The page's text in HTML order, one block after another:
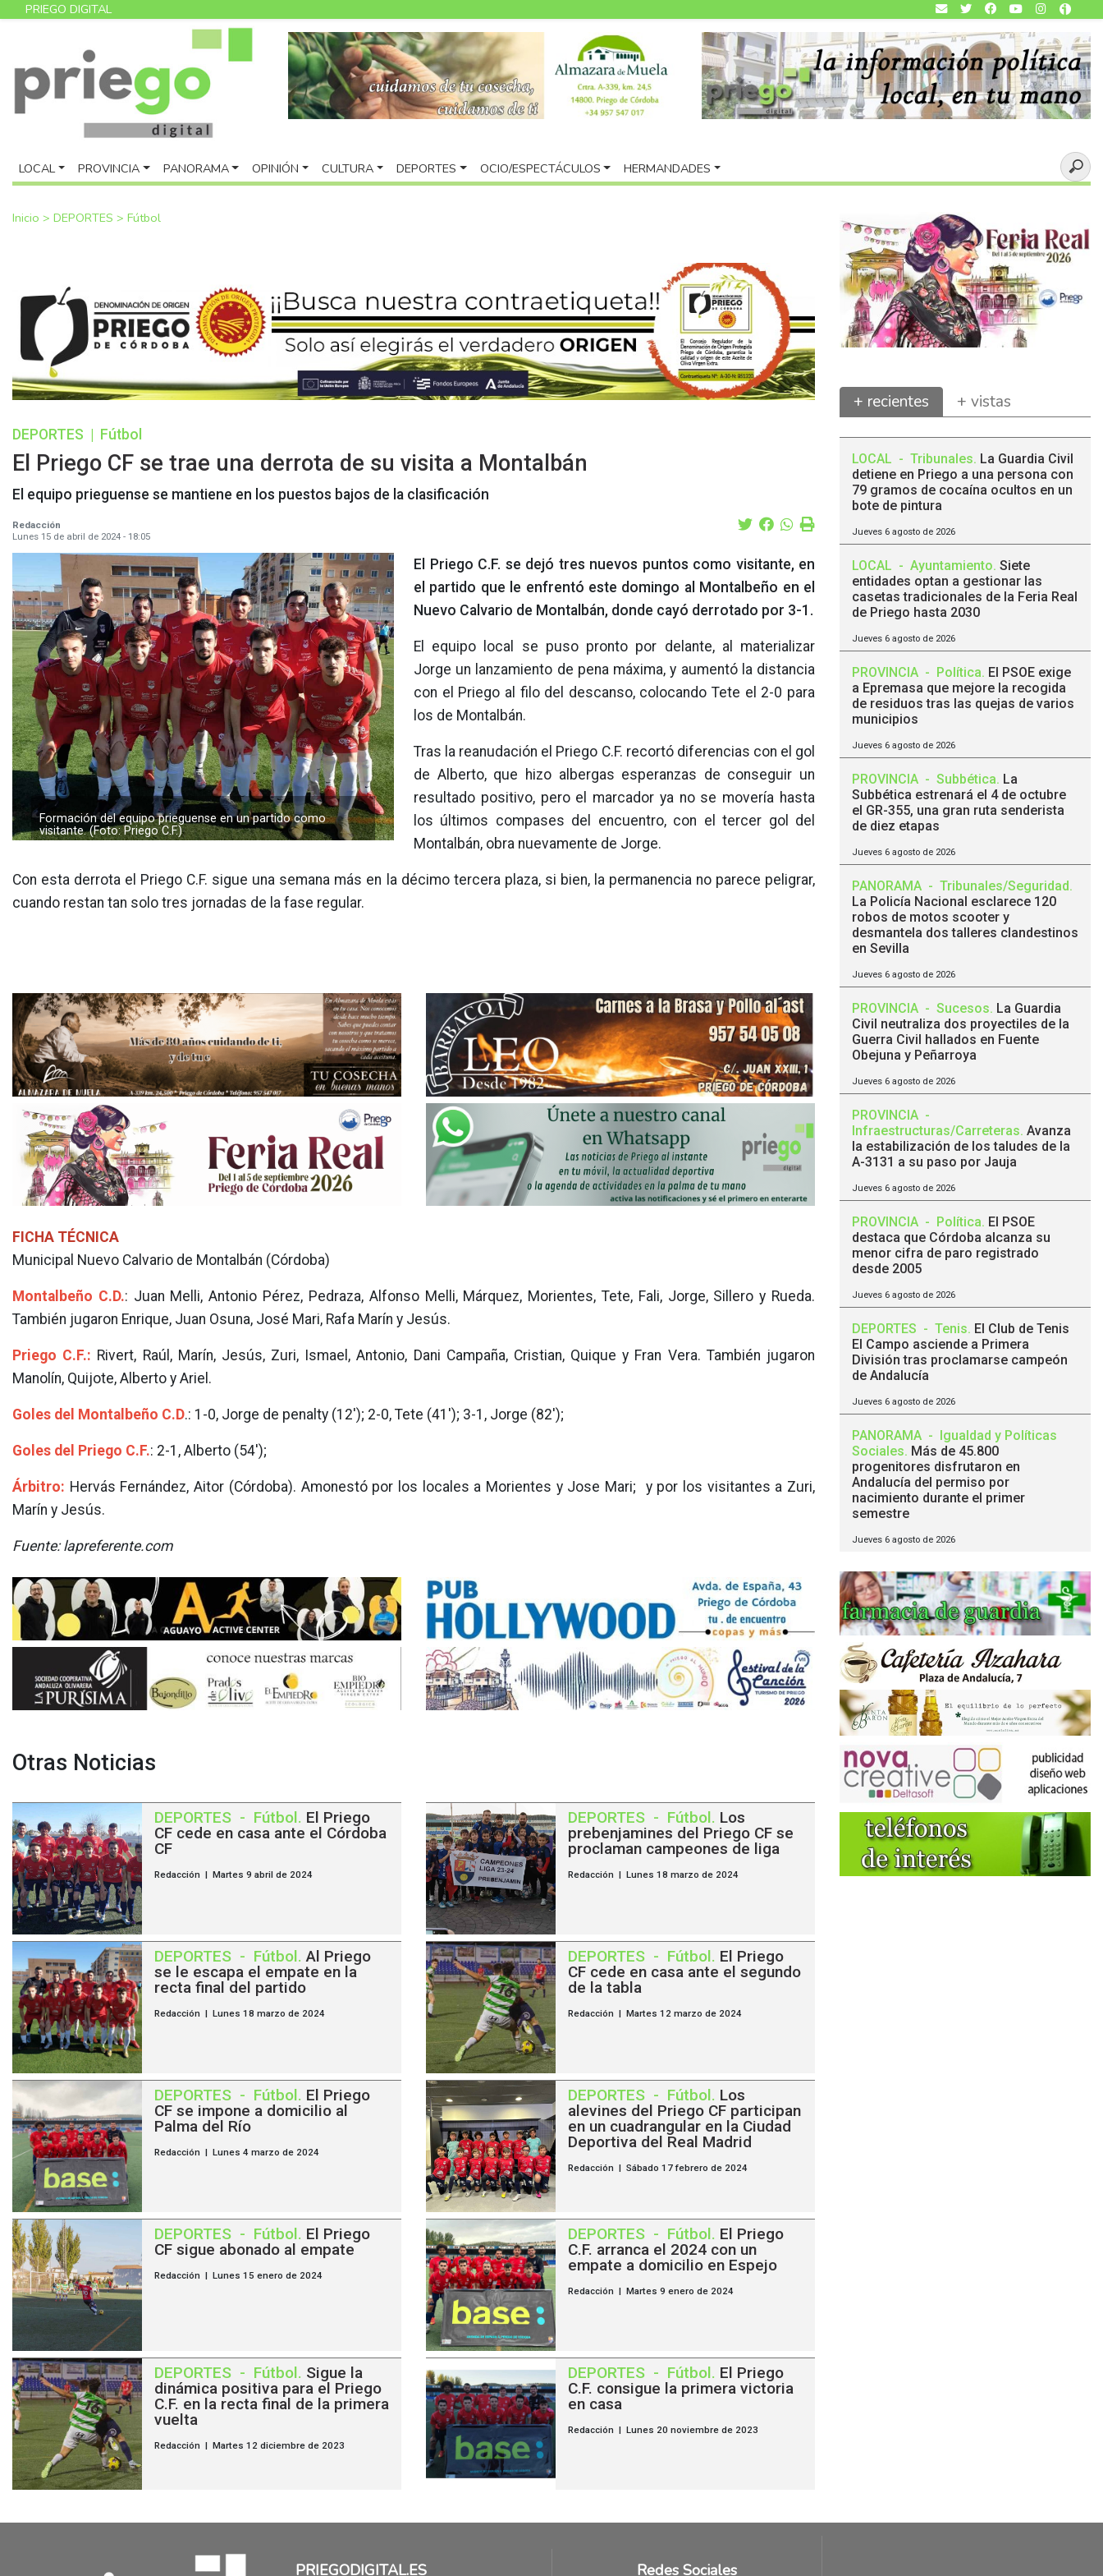
PRIEGO DIGITAL
LOCAL PROVINCIA PANORAMA OPINIÓN CULTURA DEPORTES OCIO/ESPECTÁCULOS HERMANDADES
Inicio > DEPORTES > Fútbol
DEPORTES Fútbol
El Priego CF se trae una derrota de su visita a Montalbán
El equipo prieguense se mantiene en los puestos bajos de la clasificación
Redacción
Lunes 15 de abril de 2024 - 18:05
Formación del equipo prieguense en un partido como
visitante. (Foto: Priego C.F.)
El Priego C.F. se dejó tres nuevos puntos como visitante, en
el partido que le enfrentó este domingo al Montalbeño en el
Nuevo Calvario de Montalbán, donde cayó derrotado por 3-1.
El equipo local se puso pronto por delante, al materializar
Jorge un lanzamiento de pena máxima, y aumentó la distancia
con el Priego al filo del descanso, colocando Tete el 2-0 para
los de Montalbán.
Tras la reanudación el Priego C.F. recortó diferencias con el gol
de Alberto, que hizo albergas esperanzas de conseguir un
resultado positivo, pero el marcador ya no se movería hasta
los últimos compases del encuentro, con el tercer gol del
Montalbán, obra nuevamente de Jorge.
Con esta derrota el Priego C.F. sigue una semana más en la décimo tercera plaza, si bien, la permanencia no parece peligrar,
cuando restan tan solo tres jornadas de la fase regular.
FICHA TÉCNICA
Municipal Nuevo Calvario de Montalbán (Córdoba)
Montalbeño C.D.: Juan Melli, Antonio Pérez, Pedraza, Alfonso Melli, Márquez, Morientes, Tete, Fali, Jorge, Sillero y Rueda.
También jugaron Enrique, Juan Osuna, José Mari, Rafa Marín y Jesús.
Priego C.F.: Rivert, Raúl, Marín, Jesús, Zuri, Ismael, Antonio, Dani Campaña, Cristian, Quique y Fran Vera. También jugaron
Manolín, Quijote, Alberto y Ariel.
Goles del Montalbeño C.D.: 1-0, Jorge de penalty (12'); 2-0, Tete (41'); 3-1, Jorge (82');
Goles del Priego C.F.: 2-1, Alberto (54');
Árbitro: Hervás Fernández, Aitor (Córdoba). Amonestó por los locales a Morientes y Jose Mari; y por los visitantes a Zuri,
Marín y Jesús.
Fuente: lapreferente.com
Otras Noticias
DEPORTES - Fútbol. El Priego
CF cede en casa ante el Córdoba
CF
Redacción | Martes 9 abril de 2024
DEPORTES - Fútbol. Los
prebenjamines del Priego CF se
proclaman campeones de liga
Redacción | Lunes 18 marzo de 2024
DEPORTES - Fútbol. Al Priego
se le escapa el empate en la
recta final del partido
Redacción | Lunes 18 marzo de 2024
DEPORTES - Fútbol. El Priego
CF cede en casa ante el segundo
de la tabla
Redacción | Martes 12 marzo de 2024
DEPORTES - Fútbol. El Priego
CF se impone a domicilio al
Palma del Río
Redacción | Lunes 4 marzo de 2024
DEPORTES - Fútbol. Los
alevines del Priego CF participan
en un cuadrangular en la Ciudad
Deportiva del Real Madrid
Redacción | Sábado 17 febrero de 2024
DEPORTES - Fútbol. El Priego
CF sigue abonado al empate
Redacción | Lunes 15 enero de 2024
DEPORTES - Fútbol. El Priego
C.F. arranca el 2024 con un
empate a domicilio en Espejo
Redacción | Martes 9 enero de 2024
DEPORTES - Fútbol. Sigue la
dinámica positiva para el Priego
C.F. en la recta final de la primera
vuelta
Redacción | Martes 12 diciembre de 2023
DEPORTES - Fútbol. El Priego
C.F. consigue la primera victoria
en casa
Redacción | Lunes 20 noviembre de 2023
+ recientes + vistas
LOCAL - Tribunales. La Guardia Civil
detiene en Priego a una persona con
79 gramos de cocaína ocultos en un
bote de pintura
Jueves 6 agosto de 2026
LOCAL - Ayuntamiento. Siete
entidades optan a gestionar las
casetas tradicionales de la Feria Real
de Priego hasta 2030
Jueves 6 agosto de 2026
PROVINCIA - Política. El PSOE exige
a Epremasa que mejore la recogida
de residuos tras las quejas de varios
municipios
Jueves 6 agosto de 2026
PROVINCIA - Subbética. La
Subbética estrenará el 4 de octubre
el GR-355, una gran ruta senderista
de diez etapas
Jueves 6 agosto de 2026
PANORAMA - Tribunales/Seguridad.
La Policía Nacional esclarece 120
robos de motos scooter y
desmantela dos talleres clandestinos
en Sevilla
Jueves 6 agosto de 2026
PROVINCIA - Sucesos. La Guardia
Civil neutraliza dos proyectiles de la
Guerra Civil hallados en Fuente
Obejuna y Peñarroya
Jueves 6 agosto de 2026
PROVINCIA -
Infraestructuras/Carreteras. Avanza
la estabilización de los taludes de la
A-3131 a su paso por Jauja
Jueves 6 agosto de 2026
PROVINCIA - Política. El PSOE
destaca que Córdoba alcanza su
menor cifra de paro registrado
desde 2005
Jueves 6 agosto de 2026
DEPORTES - Tenis. El Club de Tenis
El Campo asciende a Primera
División tras proclamarse campeón
de Andalucía
Jueves 6 agosto de 2026
PANORAMA -
Igualdad y Políticas
Sociales. Más de 45.800
progenitores disfrutaron en
Andalucía del permiso por
nacimiento durante el primer
semestre
Jueves 6 agosto de 2026
PRIEGODIGITAL.ES Redes Sociales